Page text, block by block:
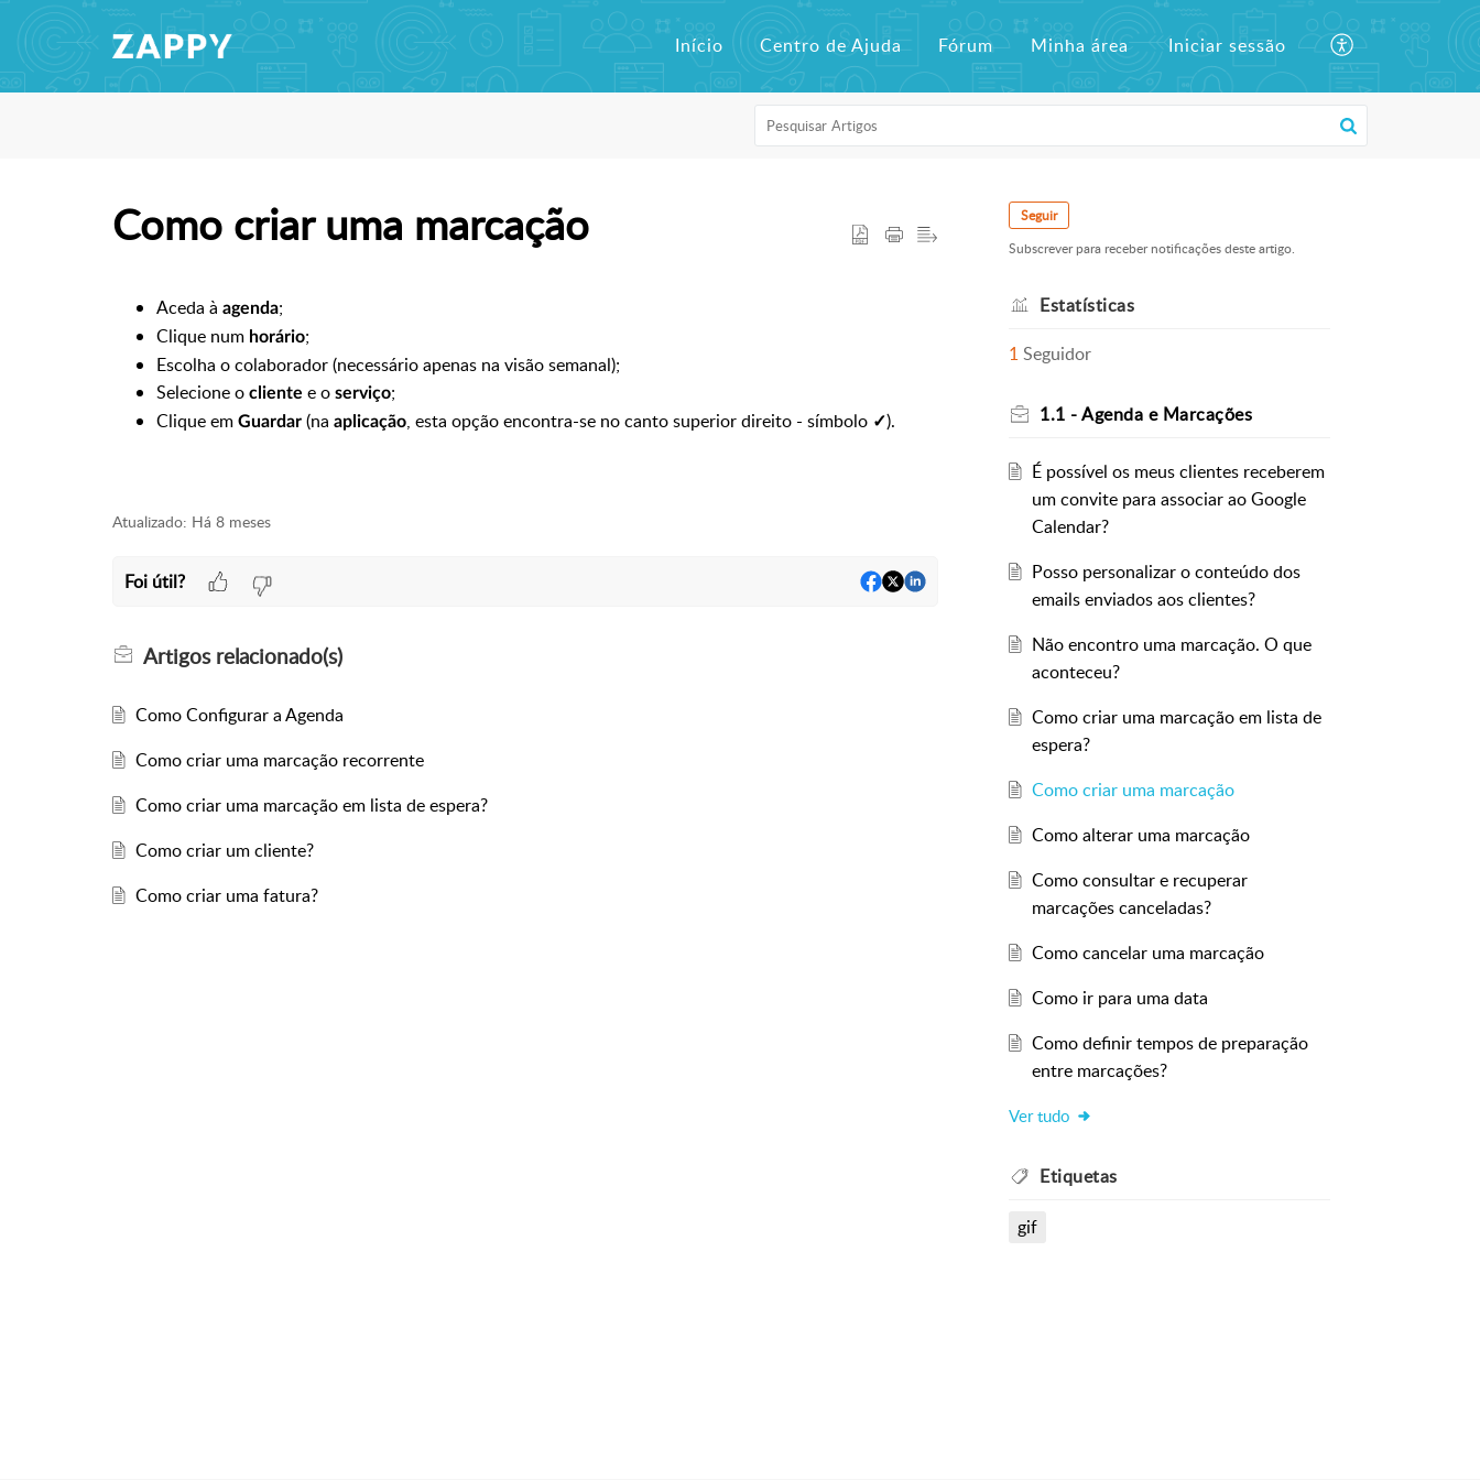
Início Centro de Ajuda Fórum Minha área Iniciar sessão
Como criar uma marcação
Aceda à agenda;
Clique num horário;
Escolha o colaborador (necessário apenas na visão semanal);
Selecione o cliente e o serviço;
Clique em Guardar (na aplicação, esta opção encontra-se no canto superior direito - símbolo ✓).
Atualizado: Há 8 meses
Foi útil?
Artigosrelacionado(s)
Como Configurar a Agenda
Como criar uma marcação recorrente
Como criar uma marcação em lista de espera?
Como criar um cliente?
Como criar uma fatura?
Seguir
Subscrever para receber notificações deste artigo.
Estatísticas
1Seguidor
1.1 - Agenda e Marcações
É possível os meus clientes receberem
um convite para associar ao Google
Calendar?
Posso personalizar o conteúdo dos
emails enviados aos clientes?
Não encontro uma marcação. O que
aconteceu?
Como criar uma marcação em lista de
espera?
Como criar uma marcação
Como alterar uma marcação
Como consultar e recuperar
marcações canceladas?
Como cancelar uma marcação
Como ir para uma data
Como definir tempos de preparação
entre marcações?
Ver tudo
Etiquetas
gif